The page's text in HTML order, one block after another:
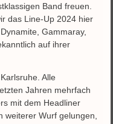
Band freuen.
das Line-Up 2024 hier
Gammaray,
auf ihrer
Alle
Jahren mehrfach
mit dem Headliner
weiterer Wurf gelungen,